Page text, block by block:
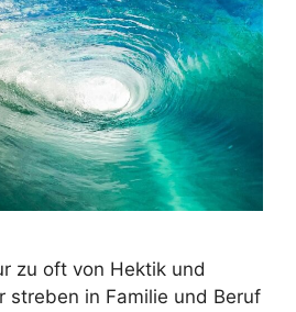
zu oft von Hektik und
streben in Familie und Beruf